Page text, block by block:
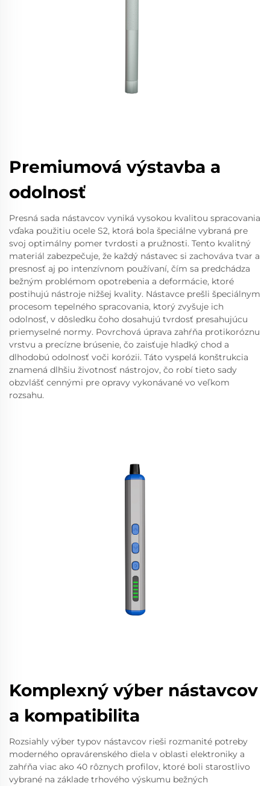
Premiumová výstavba a
odolnosť
Presná sada nástavcov vyniká vysokou kvalitou spracovania
vďaka použitiu ocele S2, ktorá bola špeciálne vybraná pre
svoj optimálny pomer tvrdosti a pružnosti. Tento kvalitný
materiál zabezpečuje, že každý nástavec si zachováva tvar a
presnosť aj po intenzívnom používaní, čím sa predchádza
bežným problémom opotrebenia a deformácie, ktoré
postihujú nástroje nižšej kvality. Nástavce prešli špeciálnym
procesom tepelného spracovania, ktorý zvyšuje ich
odolnosť, v dôsledku čoho dosahujú tvrdosť presahujúcu
priemyselné normy. Povrchová úprava zahŕňa protikoróznu
vrstvu a precízne brúsenie, čo zaisťuje hladký chod a
dlhodobú odolnosť voči korózii. Táto vyspelá konštrukcia
znamená dlhšiu životnosť nástrojov, čo robí tieto sady
obzvlášť cennými pre opravy vykonávané vo veľkom
rozsahu.
Komplexný výber nástavcov
a kompatibilita
Rozsiahly výber typov nástavcov rieši rozmanité potreby
moderného opravárenského diela v oblasti elektroniky a
zahŕňa viac ako 40 rôznych profilov, ktoré boli starostlivo
vybrané na základe trhového výskumu bežných